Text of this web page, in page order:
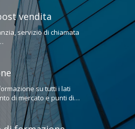
vendita
servizio di chiamata
sono rigorosamente
spedizione.
su tutti i lati
di mercato e punti di